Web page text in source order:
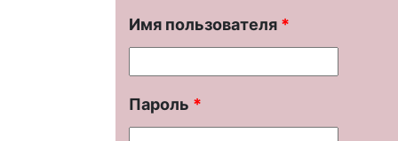
Имя пользователя *
Пароль *